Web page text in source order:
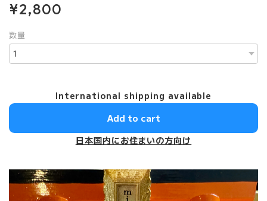
¥2,800
数量
International shipping available
Add to cart
日本国内にお住まいの方向け